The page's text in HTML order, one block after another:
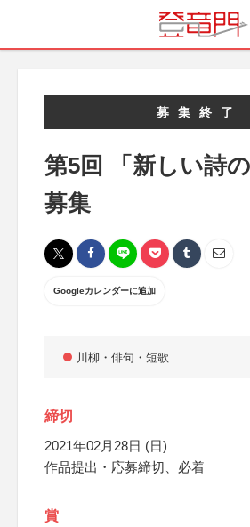
募集終了
第5回 「新しい詩
募集
Googleカレンダーに追加
川柳・俳句・短歌
締切
2021年02月28日 (日)
作品提出・応募締切、必着
賞